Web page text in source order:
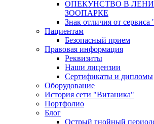
ОПЕКУНСТВО В
ЗООПАРКЕ
Знак отличия от
Пациентам
Безопасный прием
Правовая информация
Реквизиты
Наши лицензии
Сертификаты и дипломы
Оборудование
История сети "Витаника"
Портфолио
Блог
Острый гнойный